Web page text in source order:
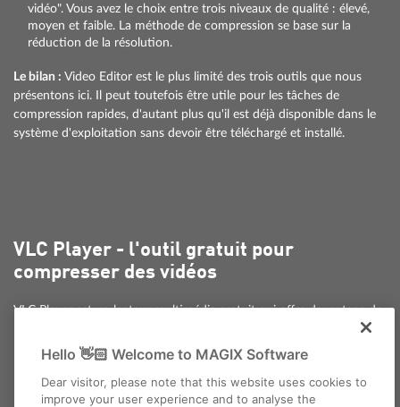
vidéo". Vous avez le choix entre trois niveaux de qualité : élevé,
moyen et faible. La méthode de compression se base sur la
réduction de la résolution.
Le bilan : Video Editor est le plus limité des trois outils que nous
présentons ici. Il peut toutefois être utile pour les tâches de
compression rapides, d'autant plus qu'il est déjà disponible dans le
système d'exploitation sans devoir être téléchargé et installé.
VLC Player - l'outil gratuit pour
compresser des vidéos
VLC Player est un lecteur multimédia gratuit qui offre davantage de
Tapez "VLC Player" dans un moteur de recherche et téléchargez
la dernière version.
Installez et lancez VLC Player.
Hello 👋🏻 Welcome to MAGIX Software
Dear visitor, please note that this website uses cookies to
improve your user experience and to analyse the